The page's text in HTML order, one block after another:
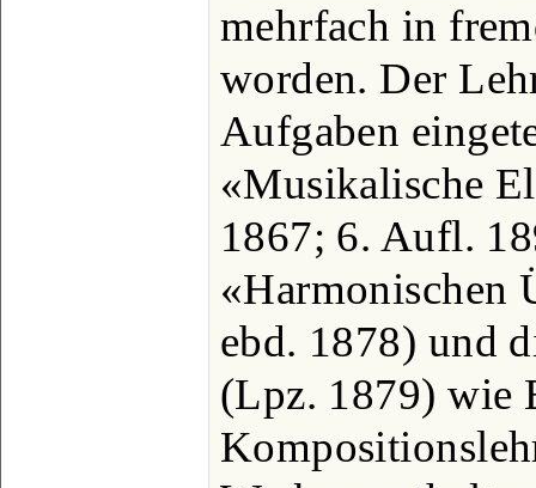
mehrfach in
worden. Der
Aufgaben
«Musikalische
1867; 6. Aufl.
«Harmonischen
ebd. 1878) und
(Lpz. 1879) wie